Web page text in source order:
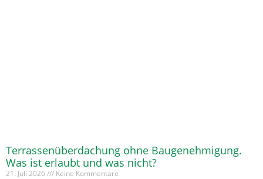
Terrassenüberdachung ohne Baugenehmigung.
Was ist erlaubt und was nicht?
21. Juli 2026 Keine Kommentare